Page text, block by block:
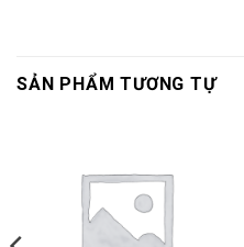
SẢN PHẨM TƯƠNG TỰ